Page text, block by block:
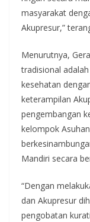
masyarakat
Akupresur,”
Menurutnya,
tradisional
kesehatan
keterampilan
pengembangan
kelompok
Mandiri secara
“Dengan
dan Akupresur
pengobatan